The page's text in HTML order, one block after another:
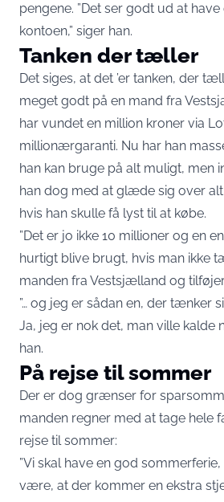
pengene. ”Det ser godt ud at
kontoen,” siger han.
Tanken der tæller
Det siges, at det ’er tanken, der
meget godt på en mand fra
har vundet en million kroner via
millionærgaranti. Nu har han
han kan bruge på alt muligt, men
han dog med at glæde sig over
hvis han skulle få lyst til at købe.
”Det er jo ikke 10 millioner og en
hurtigt blive brugt, hvis man ikke
manden fra Vestsjælland og
”… og jeg er sådan en, der tænker
Ja, jeg er nok det, man ville kalde
han.
På rejse til sommer
Der er dog grænser for
manden regner med at tage hele
rejse til sommer:
”Vi skal have en god
være, at der kommer en ekstra